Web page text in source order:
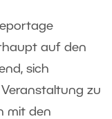
auf den
sich
zu
mit den